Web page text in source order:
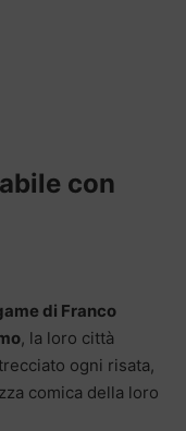
con
di Franco
, la loro città
ogni risata,
comica della loro